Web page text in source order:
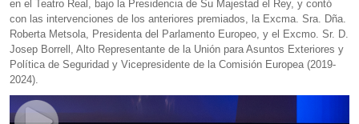
en el Teatro Real, bajo la Presidencia de Su Majestad el Rey, y contó
con las intervenciones de los anteriores premiados, la Excma. Sra. Dña.
Roberta Metsola, Presidenta del Parlamento Europeo, y el Excmo. Sr. D.
Josep Borrell, Alto Representante de la Unión para Asuntos Exteriores y
Política de Seguridad y Vicepresidente de la Comisión Europea (2019-
2024).